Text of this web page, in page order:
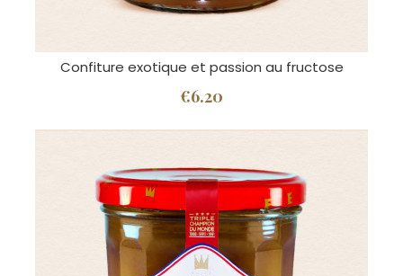
Confiture exotique et passion au fructose
€6.20